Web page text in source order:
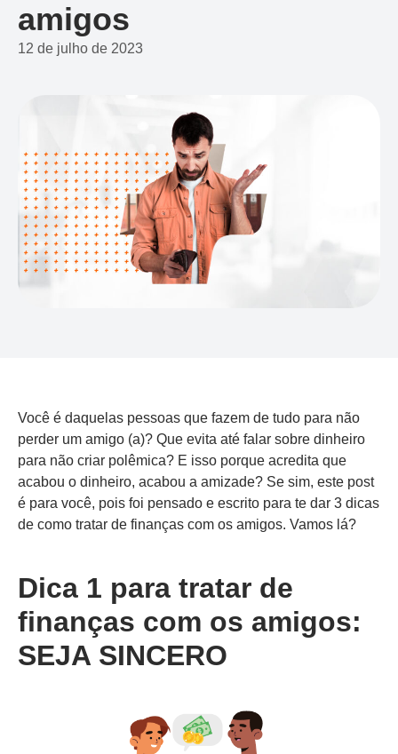
amigos
12 de julho de 2023
Você é daquelas pessoas que fazem de tudo para não
perder um amigo (a)? Que evita até falar sobre dinheiro
para não criar polêmica? E isso porque acredita que
acabou o dinheiro, acabou a amizade? Se sim, este post
é para você, pois foi pensado e escrito para te dar 3 dicas
de como tratar de finanças com os amigos. Vamos lá?
Dica 1 para tratar de
finanças com os amigos:
SEJA SINCERO